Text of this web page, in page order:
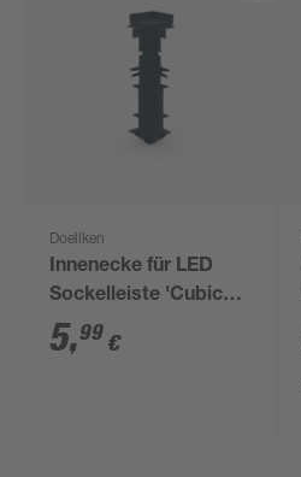
Doellken
Innenecke für LED
Sockelleiste 'Cubica
LS 80' anthrazit
5,99 €